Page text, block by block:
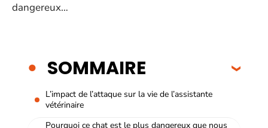
dangereux…
SOMMAIRE
L’impact de l’attaque sur la vie de l’assistante
vétérinaire
Pourquoi ce chat est le plus dangereux que nous